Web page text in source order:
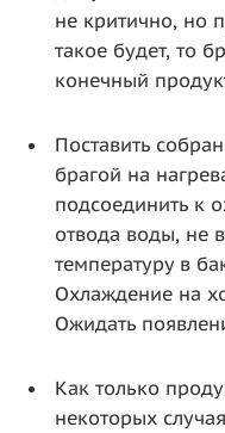
не критично, но
такое будет, то
конечный
Поставить
брагой на
подсоединить к
отвода воды, не
температуру в
Охлаждение на
Ожидать
Как только
некоторых